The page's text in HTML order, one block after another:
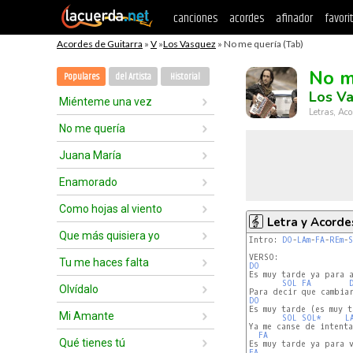
canciones acordes afinador
Acordes de Guitarra » V »Los Vasquez » No me quería (Tab)
Populares del Artista Historial
Miénteme una vez
No me quería
Juana María
Enamorado
Como hojas al viento
Que más quisiera yo
Tu me haces falta
Olvídalo
Mi Amante
Qué tienes tú
No
Los
Letras,
Letra y
Intro: DO-LAm-FA-REm-
DO
Es muy tarde ya para
SOL
FA
DO
Es muy tarde (es muy
SOL
SOL*
Ya me canse de
FA